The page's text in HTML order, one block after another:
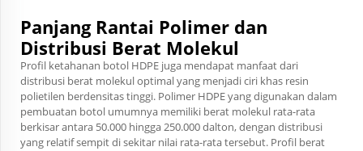
Panjang Rantai Polimer dan
Distribusi Berat Molekul
Profil ketahanan botol HDPE juga mendapat manfaat dari
distribusi berat molekul optimal yang menjadi ciri khas resin
polietilen berdensitas tinggi. Polimer HDPE yang digunakan dalam
pembuatan botol umumnya memiliki berat molekul rata-rata
berkisar antara 50.000 hingga 250.000 dalton, dengan distribusi
yang relatif sempit di sekitar nilai rata-rata tersebut. Profil berat